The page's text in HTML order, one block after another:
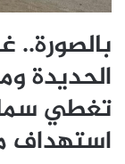
بالصورة..
الحديدة
تغطي